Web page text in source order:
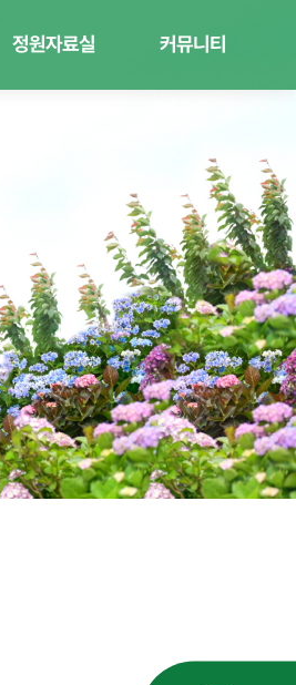
정원자료실 커뮤니티